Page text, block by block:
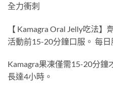
全力衝刺
【 Kamagra Oral Jelly吃法
活動前15-20分鐘口服。 每日
Kamagra果凍僅需15-20分
長達4小時。